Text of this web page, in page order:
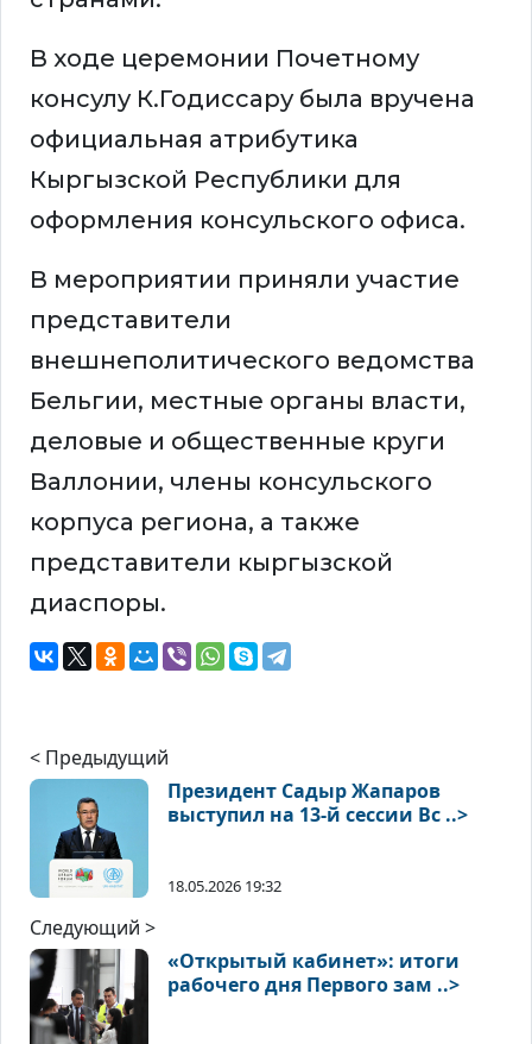
В ходе церемонии Почетному
консулу К.Годиссару была вручена
официальная атрибутика
Кыргызской Республики для
оформления консульского офиса.
В мероприятии приняли участие
представители
внешнеполитического ведомства
Бельгии, местные органы власти,
деловые и общественные круги
Валлонии, члены консульского
корпуса региона, а также
представители кыргызской
диаспоры.
< Предыдущий
Президент Садыр Жапаров
выступил на 13-й сессии Вс ..>
18.05.2026 19:32
Следующий >
«Открытый кабинет»: итоги
рабочего дня Первого зам ..>